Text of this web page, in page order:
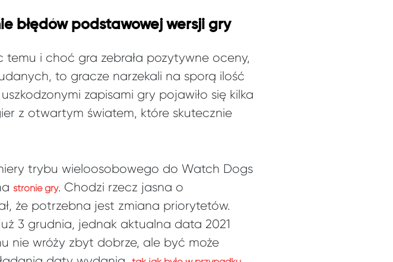
błędów podstawowej wersji gry
temu i choć gra zebrała pozytywne oceny,
to gracze narzekali na sporą ilość
zapisami gry pojawiło się kilka
z otwartym światem, które skutecznie
trybu wieloosobowego do Watch Dogs
stronie gry. Chodzi rzecz jasna o
że potrzebna jest zmiana priorytetów.
3 grudnia, jednak aktualna data 2021
nie wróży zbyt dobrze, ale być może